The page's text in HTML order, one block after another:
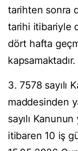
tarihten sonra
tarihi itibariyle
dört hafta
kapsamaktadır.
3. 7578 sayılı
maddesinden
sayılı
itibaren 10 iş